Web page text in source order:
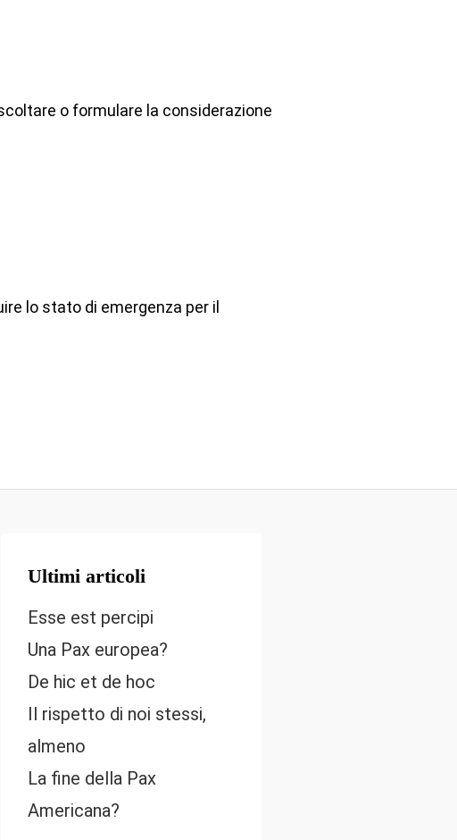
o formulare la considerazione
lo stato di emergenza per il
Ultimi articoli
Esse est percipi
Una Pax europea?
De hic et de hoc
Il rispetto di noi stessi,
almeno
La fine della Pax
Americana?